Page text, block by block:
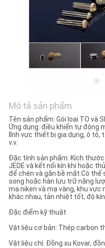
WEB
PRIVACY
POLICY
Mô tả sản phẩm
Tên sản phẩm: Gói loại TO và
Ứng dụng: điều khiển tự động
lĩnh vực thiết bị gia dụng, ô tô,
v.v.
Đặc tính sản phẩm: Kích
JEDE và kết nối kín khí hoặc
để chèn và gắn bề mặt.Có
song hoặc hàn lưu trữ năng
mạ niken và mạ vàng, khu vực
khác nhau, tản nhiệt tốt, độ
Đặc điểm kỹ thuật
Vật liệu cơ bản: Thép carbon
Vật liệu chì: Đồng xu Kovar,